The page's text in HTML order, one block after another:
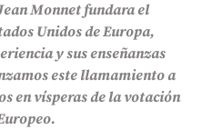
Monnet fundara el
Unidos de Europa,
y sus enseñanzas
este llamamiento a
en vísperas de la votación